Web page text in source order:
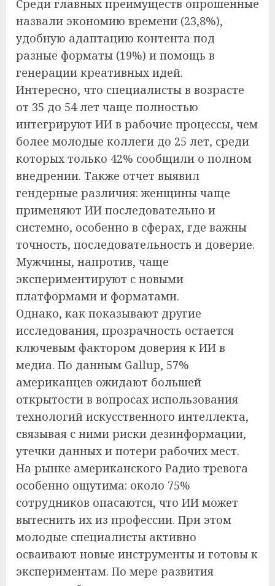
Среди главных преимуществ опрошенные
назвали экономию времени (23,8%),
удобную адаптацию контента под
разные форматы (19%) и помощь в
генерации креативных идей.
Интересно, что специалисты в возрасте
от 35 до 54 лет чаще полностью
интегрируют ИИ в рабочие процессы, чем
более молодые коллеги до 25 лет, среди
которых только 42% сообщили о полном
внедрении. Также отчет выявил
гендерные различия: женщины чаще
применяют ИИ последовательно и
системно, особенно в сферах, где важны
точность, последовательность и доверие.
Мужчины, напротив, чаще
экспериментируют с новыми
платформами и форматами.
Однако, как показывают другие
исследования, прозрачность остается
ключевым фактором доверия к ИИ в
медиа. По данным Gallup, 57%
американцев ожидают большей
открытости в вопросах использования
технологий искусственного интеллекта,
связывая с ними риски дезинформации,
утечки данных и потери рабочих мест.
На рынке американского Радио тревога
особенно ощутима: около 75%
сотрудников опасаются, что ИИ может
вытеснить их из профессии. При этом
молодые специалисты активно
осваивают новые инструменты и готовы к
экспериментам. По мере развития